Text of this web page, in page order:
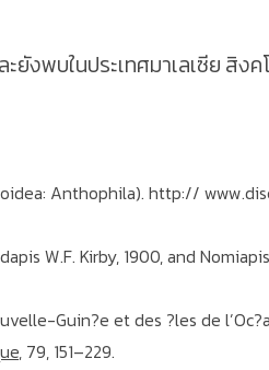
งพบในประเทศมาเลเซีย สิง
Anthophila). http://
W.F. Kirby, 1900, and
Guin?e et des ?les de
, 79, 151–229.